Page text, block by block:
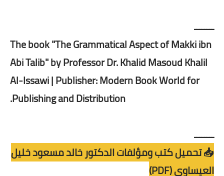
ــــــــ
The book "The Grammatical Aspect of Makki ibn
Abi Talib" by Professor Dr. Khalid Masoud Khalil
Al-Issawi | Publisher: Modern Book World for
Publishing and Distribution.
ــــــــ
📥 تحميل كتب ومؤلفات الدكتور خالد مسعود خليل
العيساوي (PDF)